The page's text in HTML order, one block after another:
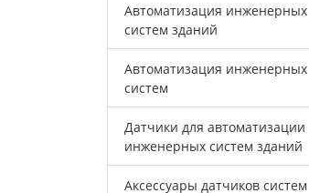
Автоматизация инженерных
систем зданий
Автоматизация инженерных
систем
Датчики для автоматизации
инженерных систем зданий
Аксессуары датчиков систем